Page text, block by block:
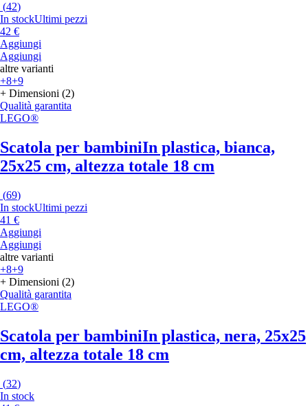
(42)
In stockUltimi pezzi
42 €
Aggiungi
Aggiungi
altre varianti
+8+9
+ Dimensioni (2)
Qualità garantita
LEGO®
Scatola per bambiniIn plastica, bianca,
25x25 cm, altezza totale 18 cm
(69)
In stockUltimi pezzi
41 €
Aggiungi
Aggiungi
altre varianti
+8+9
+ Dimensioni (2)
Qualità garantita
LEGO®
Scatola per bambiniIn plastica, nera, 25x25
cm, altezza totale 18 cm
(32)
In stock